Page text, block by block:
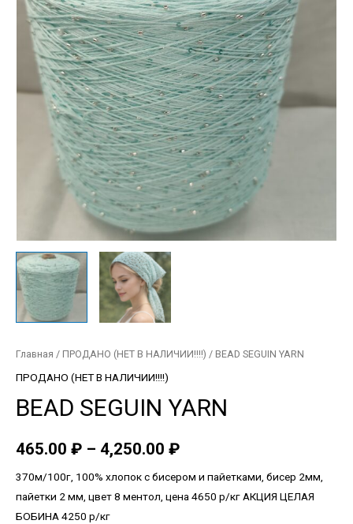
Главная / ПРОДАНО (НЕТ В НАЛИЧИИ!!!!) / BEAD SEGUIN YARN
ПРОДАНО (НЕТ В НАЛИЧИИ!!!!)
BEAD SEGUIN YARN
465.00 ₽ – 4,250.00 ₽
370м/100г, 100% хлопок с бисером и пайетками, бисер 2мм,
пайетки 2 мм, цвет 8 ментол, цена 4650 р/кг АКЦИЯ ЦЕЛАЯ
БОБИНА 4250 р/кг